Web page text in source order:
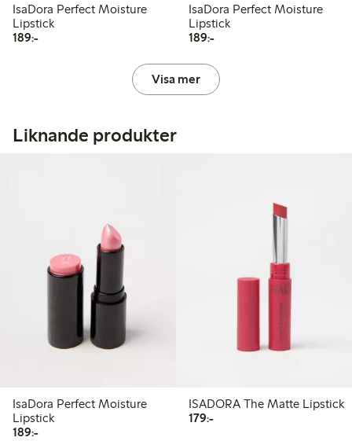
IsaDora Perfect Moisture
Lipstick
189:-189,00 kr
IsaDora Perfect Moisture
Lipstick
189:-189,00 kr
Visa mer
Liknande produkter
IsaDora Perfect Moisture
Lipstick
189:-189,00 kr
ISADORA The Matte Lipstick
179:-179,00 kr